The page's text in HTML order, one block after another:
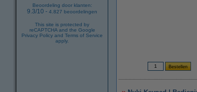
Beoordeling door klanten:
9.3/10 - 4.827 beoordelingen
This site is protected by
reCAPTCHA and the Google
Privacy Policy and Terms of Service
apply.